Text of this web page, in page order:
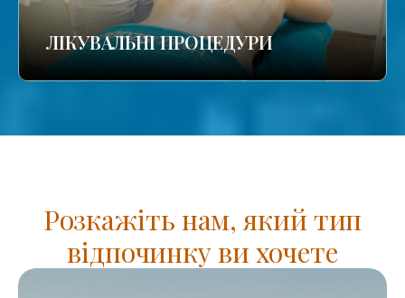
ЛІКУВАЛЬНІ ПРОЦЕДУРИ
Розкажіть нам, який тип
відпочинку ви хочете